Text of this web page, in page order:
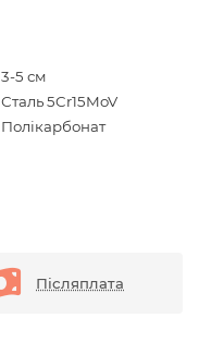
3-5 см
Сталь 5Cr15MoV
Полікарбонат
Післяплата